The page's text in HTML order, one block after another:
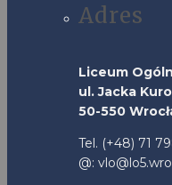
Adres
Liceum
ul. Jacka
50-550
Tel. (+48) 71
@: